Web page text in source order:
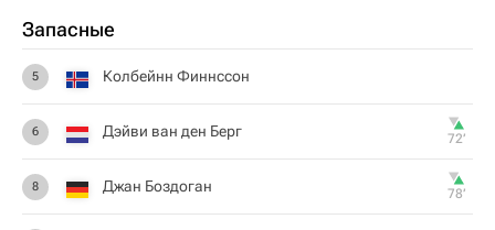
Запасные
5 Колбейнн Финнссон
6 Дэйви ван ден Берг 72‎’‎
8 Джан Боздоган 78‎’‎